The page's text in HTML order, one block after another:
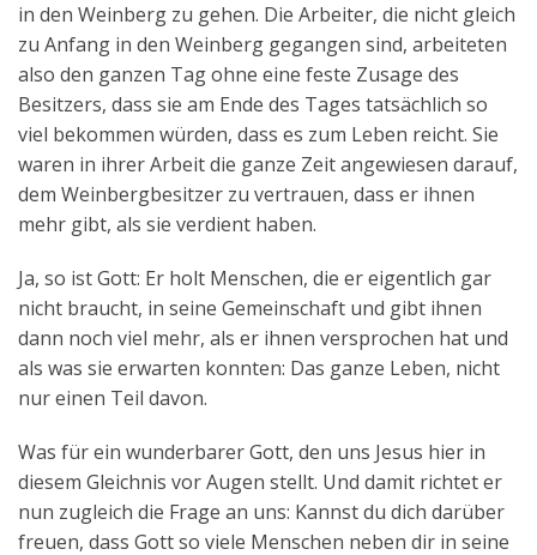
in den Weinberg zu gehen. Die Arbeiter, die nicht gleich
zu Anfang in den Weinberg gegangen sind, arbeiteten
also den ganzen Tag ohne eine feste Zusage des
Besitzers, dass sie am Ende des Tages tatsächlich so
viel bekommen würden, dass es zum Leben reicht. Sie
waren in ihrer Arbeit die ganze Zeit angewiesen darauf,
dem Weinbergbesitzer zu vertrauen, dass er ihnen
mehr gibt, als sie verdient haben.
Ja, so ist Gott: Er holt Menschen, die er eigentlich gar
nicht braucht, in seine Gemeinschaft und gibt ihnen
dann noch viel mehr, als er ihnen versprochen hat und
als was sie erwarten konnten: Das ganze Leben, nicht
nur einen Teil davon.
Was für ein wunderbarer Gott, den uns Jesus hier in
diesem Gleichnis vor Augen stellt. Und damit richtet er
nun zugleich die Frage an uns: Kannst du dich darüber
freuen, dass Gott so viele Menschen neben dir in seine